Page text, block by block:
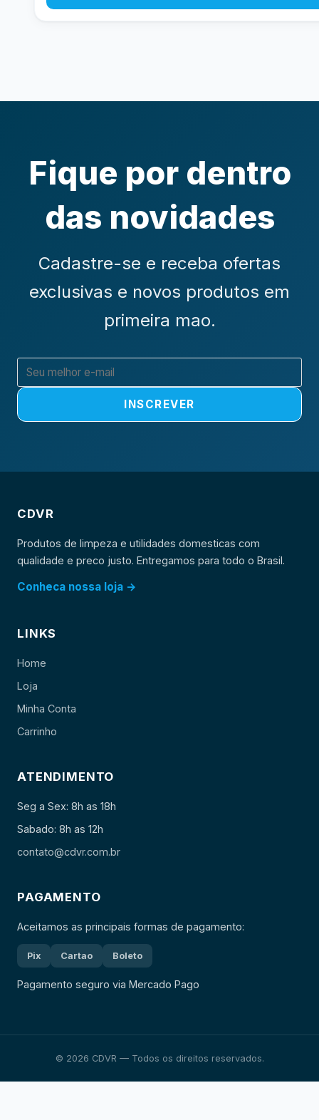
Fique por dentro
das novidades
Cadastre-se e receba ofertas
exclusivas e novos produtos em
primeira mao.
INSCREVER
CDVR
Produtos de limpeza e utilidades domesticas com
qualidade e preco justo. Entregamos para todo o Brasil.
Conheca nossa loja →
LINKS
Home
Loja
Minha Conta
Carrinho
ATENDIMENTO
Seg a Sex: 8h as 18h
Sabado: 8h as 12h
contato@cdvr.com.br
PAGAMENTO
Aceitamos as principais formas de pagamento:
Pix Cartao Boleto
Pagamento seguro via Mercado Pago
© 2026 CDVR — Todos os direitos reservados.